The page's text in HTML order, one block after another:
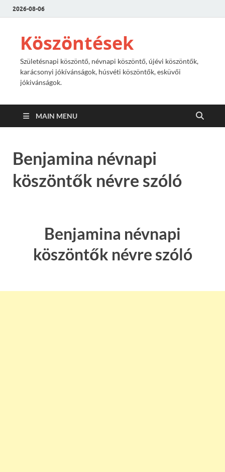
2026-08-06
Köszöntések
Születésnapi köszöntő, névnapi köszöntő, újévi köszöntők,
karácsonyi jókívánságok, húsvéti köszöntők, esküvői
jókivánságok.
MAIN MENU
Benjamina névnapi
köszöntők névre szóló
Benjamina névnapi
köszöntők névre szóló